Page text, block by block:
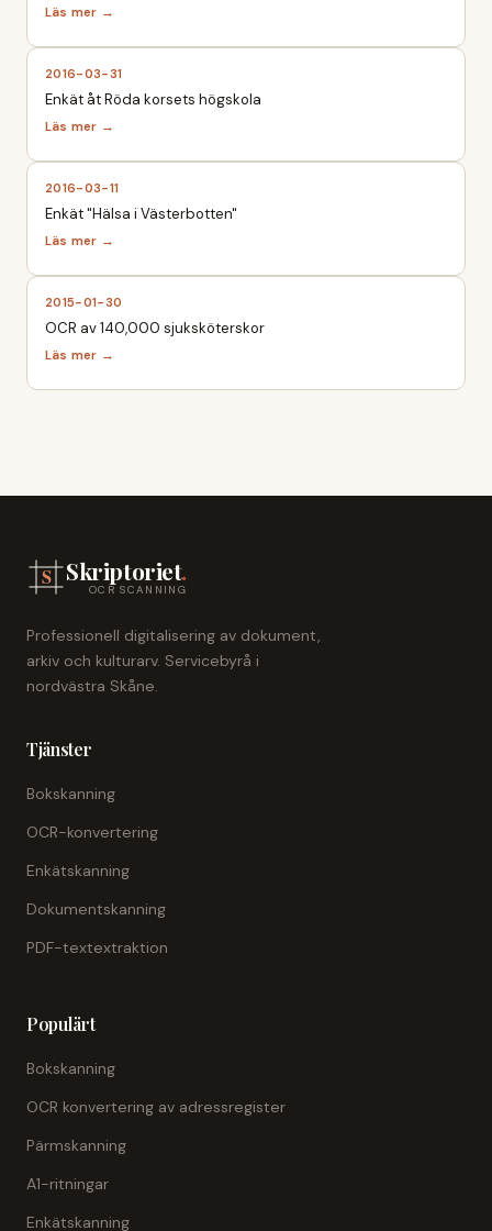
2016-03-31
Enkät åt Röda korsets högskola
2016-03-11
Enkät "Hälsa i Västerbotten"
2015-01-30
OCR av 140,000 sjuksköterskor
Skriptoriet.
OCR SCANNING
Professionell digitalisering av dokument,
arkiv och kulturarv. Servicebyrå i
nordvästra Skåne.
Tjänster
Bokskanning
OCR-konvertering
Enkätskanning
Dokumentskanning
PDF-textextraktion
Populärt
Bokskanning
OCR konvertering av adressregister
Pärmskanning
A1-ritningar
Enkätskanning